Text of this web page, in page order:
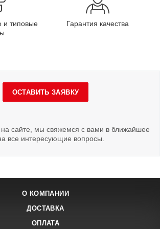
и типовые
Гарантия качества
ОСТАВИТЬ ЗАЯВКУ
сайте, мы свяжемся с вами в ближайшее
все интересующие вопросы.
О КОМПАНИИ
ДОСТАВКА
ОПЛАТА